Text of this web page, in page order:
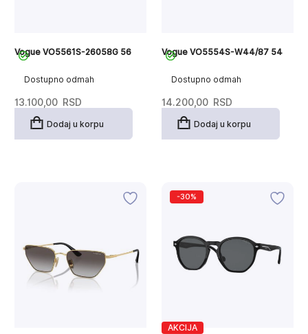
Dostupno odmah
Vogue VO5561S-26058G 56
13.100,00 RSD
Dodaj u korpu
Dostupno odmah
Vogue VO5554S-W44/87 54
14.200,00 RSD
Dodaj u korpu
-30%
AKCIJA